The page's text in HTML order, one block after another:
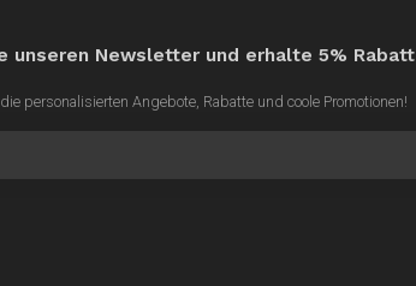
unseren Newsletter und erhalte 5% Rabatt
personalisierten Angebote, Rabatte und coole Promotionen!